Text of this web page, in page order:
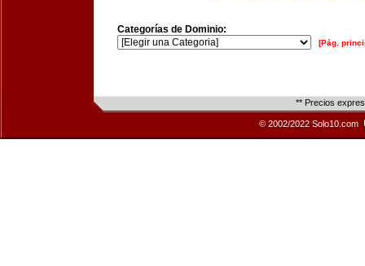
Categorías de Dominio:
[Pág.
** Precios
© 2002/2022 Solo10.com